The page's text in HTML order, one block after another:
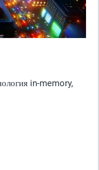
in-memory,